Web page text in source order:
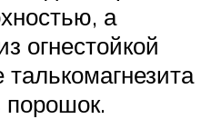
а
огнестойкой
порошок.